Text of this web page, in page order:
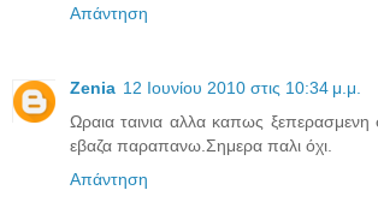
Απάντηση
Zenia 12 Ιουνίου 2010 στις 10:34 μ.μ.
Ωραια ταινια αλλα καπως ξεπερασμενη
εβαζα παραπανω.Σημερα παλι όχι.
Απάντηση